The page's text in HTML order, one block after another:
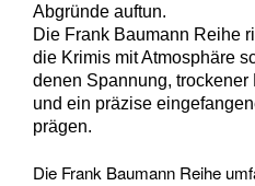
Abgründe auftun.
Die Frank Baumann Reihe
die Krimis mit Atmosphäre
denen Spannung,
und ein präzise
prägen.
Die Frank Baumann Reihe